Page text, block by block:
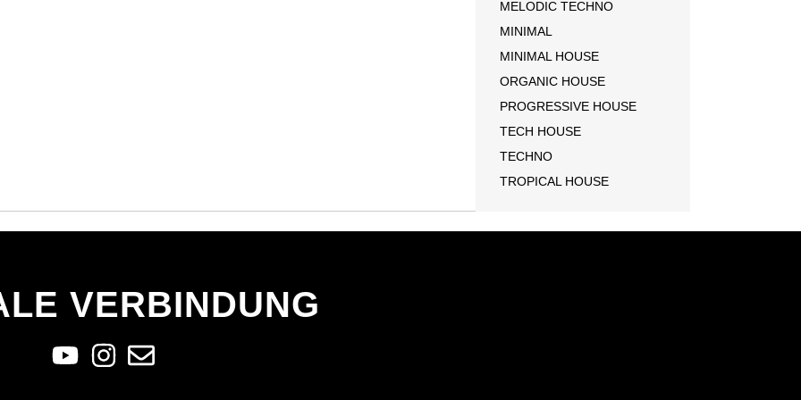
MELODIC TECHNO
MINIMAL
MINIMAL HOUSE
ORGANIC HOUSE
PROGRESSIVE HOUSE
TECH HOUSE
TECHNO
TROPICAL HOUSE
VERBINDUNG